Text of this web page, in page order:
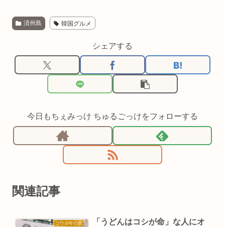
済州島 韓国グルメ
シェアする
今日もちぇみっけ ちゅるごっけをフォローする
関連記事
ソウルその他
「うどんはコシが命」な人にオ